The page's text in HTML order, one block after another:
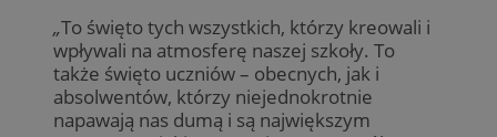
„To święto tych wszystkich, którzy kreowali i
wpływali na atmosferę naszej szkoły. To
także święto uczniów – obecnych, jak i
absolwentów, którzy niejednokrotnie
napawają nas dumą i są największym